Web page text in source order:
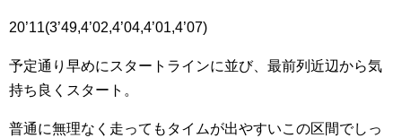
20’11(3’49,4’02,4’04,4’01,4’07)
予定通り早めにスタートラインに並び、最前列近辺から気
持ち良くスタート。
普通に無理なく走ってもタイムが出やすいこの区間でしっ